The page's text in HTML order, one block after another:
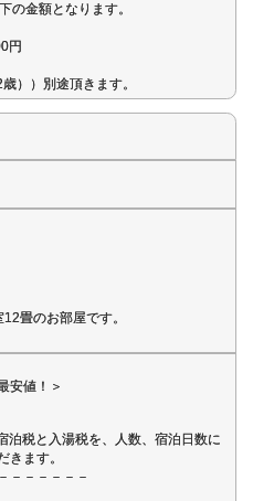
の金額となります。
円
））別途頂きます。
畳のお部屋です。
安値！＞
泊税と入湯税を、人数、宿泊日数に
きます。
－－－－－－